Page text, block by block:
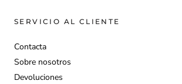
SERVICIO AL CLIENTE
Contacta
Sobre nosotros
Devoluciones